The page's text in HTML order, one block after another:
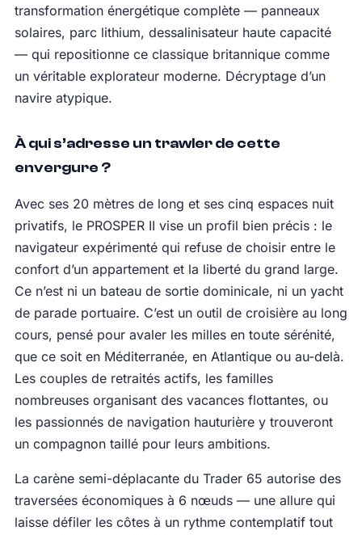
transformation énergétique complète — panneaux
solaires, parc lithium, dessalinisateur haute capacité
— qui repositionne ce classique britannique comme
un véritable explorateur moderne. Décryptage d’un
navire atypique.
À qui s’adresse un trawler de cette
envergure ?
Avec ses 20 mètres de long et ses cinq espaces nuit
privatifs, le PROSPER II vise un profil bien précis : le
navigateur expérimenté qui refuse de choisir entre le
confort d’un appartement et la liberté du grand large.
Ce n’est ni un bateau de sortie dominicale, ni un yacht
de parade portuaire. C’est un outil de croisière au long
cours, pensé pour avaler les milles en toute sérénité,
que ce soit en Méditerranée, en Atlantique ou au-delà.
Les couples de retraités actifs, les familles
nombreuses organisant des vacances flottantes, ou
les passionnés de navigation hauturière y trouveront
un compagnon taillé pour leurs ambitions.
La carène semi-déplacante du Trader 65 autorise des
traversées économiques à 6 nœuds — une allure qui
laisse défiler les côtes à un rythme contemplatif tout